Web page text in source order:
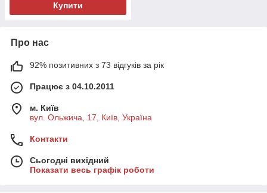
Купити
Про нас
92% позитивних з 73 відгуків за рік
Працює з 04.10.2011
м. Київ
вул. Ольжича, 17, Київ, Україна
Контакти
Сьогодні вихідний
Показати весь графік роботи